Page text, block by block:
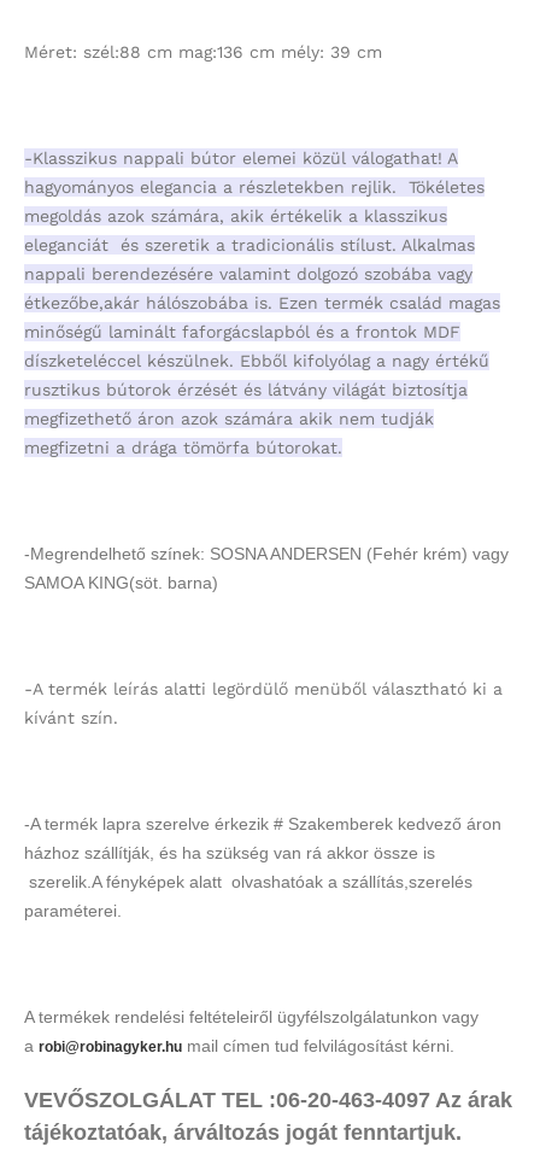
Méret: szél:88 cm mag:136 cm mély: 39 cm
-Klasszikus nappali bútor elemei közül válogathat! A
hagyományos elegancia a részletekben rejlik. Tökéletes
megoldás azok számára, akik értékelik a klasszikus
eleganciát és szeretik a tradicionális stílust. Alkalmas
nappali berendezésére valamint dolgozó szobába vagy
étkezőbe,akár hálószobába is. Ezen termék család magas
minőségű laminált faforgácslapból és a frontok MDF
díszketeléccel készülnek. Ebből kifolyólag a nagy értékű
rusztikus bútorok érzését és látvány világát biztosítja
megfizethető áron azok számára akik nem tudják
megfizetni a drága tömörfa bútorokat.
-Megrendelhető színek: SOSNA ANDERSEN (Fehér krém) vagy
SAMOA KING(söt. barna)
-A termék leírás alatti legördülő menüből választható ki a
kívánt szín.
-A termék lapra szerelve érkezik # Szakemberek kedvező áron
házhoz szállítják, és ha szükség van rá akkor össze is
szerelik.A fényképek alatt olvashatóak a szállítás,szerelés
paraméterei.
A termékek rendelési feltételeiről ügyfélszolgálatunkon vagy
a robi@robinagyker.hu mail címen tud felvilágosítást kérni.
VEVŐSZOLGÁLAT TEL :06-20-463-4097 Az árak
tájékoztatóak, árváltozás jogát fenntartjuk.